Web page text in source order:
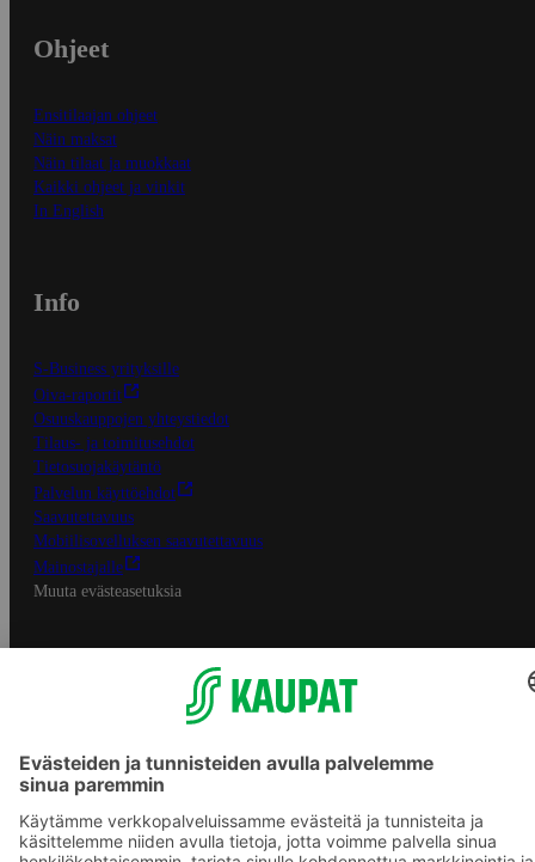
Ohjeet
Ensitilaajan ohjeet
Näin maksat
Näin tilaat ja muokkaat
Kaikki ohjeet ja vinkit
In English
Info
S-Business yrityksille
Oiva-raportit
Osuuskauppojen yhteystiedot
Tilaus- ja toimitusehdot
Tietosuojakäytäntö
Palvelun käyttöehdot
Saavutettavuus
Mobiilisovelluksen saavutettavuus
Mainostajalle
Muuta evästeasetuksia
S-ryhmän palvelut
S-ryhmä
Asiakasomistajuus
S-ostoslista -sovellus
Prisma.fi